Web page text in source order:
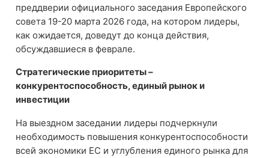
преддверии официального заседания Европейского
совета 19-20 марта 2026 года, на котором лидеры,
как ожидается, доведут до конца действия,
обсуждавшиеся в феврале.
Стратегические приоритеты –
конкурентоспособность, единый рынок и
инвестиции
На выездном заседании лидеры подчеркнули
необходимость повышения конкурентоспособности
всей экономики ЕС и углубления единого рынка для